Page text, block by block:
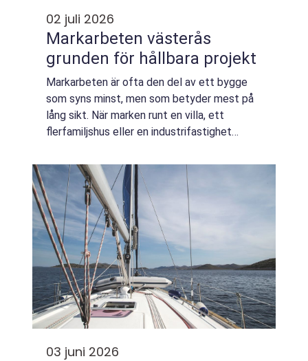
02 juli 2026
Markarbeten västerås
grunden för hållbara projekt
Markarbeten är ofta den del av ett bygge
som syns minst, men som betyder mest på
lång sikt. När marken runt en villa, ett
flerfamiljshus eller en industrifastighet
sättningar och dyra reparationer. I Väst...
03 juni 2026